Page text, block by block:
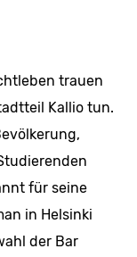
trauen
Kallio tun.
für seine
in Helsinki
der Bar